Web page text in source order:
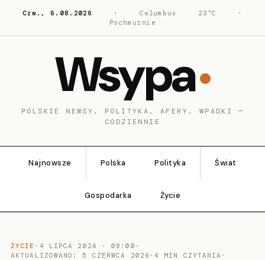
Czw., 6.08.2026 · Columbus 23°C
·
Pochmurnie
Wsypa
POLSKIE NEWSY, POLITYKA, AFERY, WPADKI —
CODZIENNIE
Najnowsze Polska Polityka Świat
Gospodarka Życie
ŻYCIE · 4 LIPCA 2026 · 08:00 ·
AKTUALIZOWANO: 5 CZERWCA 2026 ·4 MIN CZYTANIA ·